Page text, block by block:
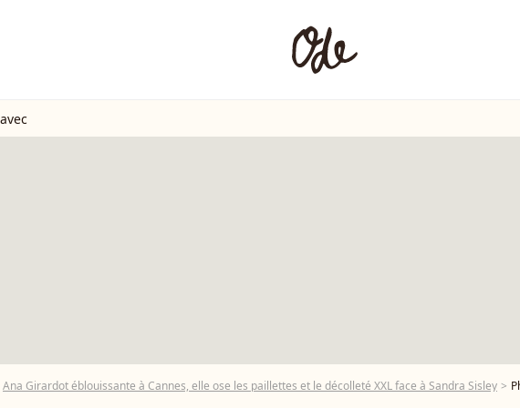
Ana Girardot éblouissante à Cannes, elle ose les paillettes et le décolleté XXL face à Sandra Sisley